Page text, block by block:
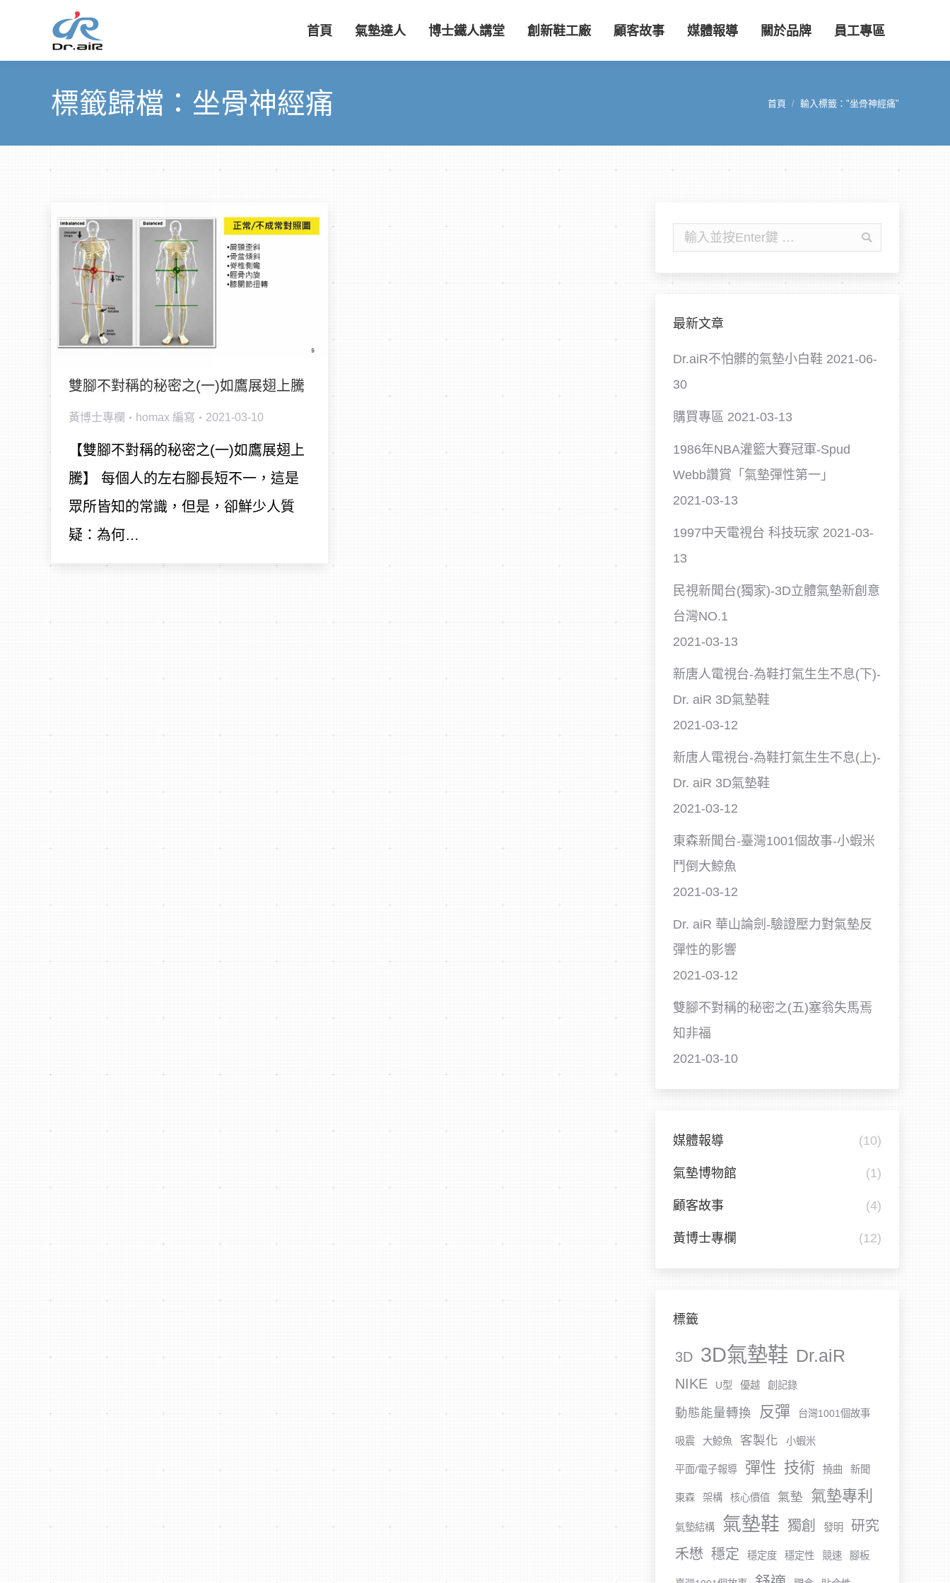
首頁 氣墊達人 博士鐵人講堂 創新鞋工廠 顧客故事 媒體報導 關於品牌 員工專區
標籤歸檔： 坐骨神經痛 您在這裡：
首頁 輸入標籤："坐骨神經痛"
雙腳不對稱的秘密之(一)如鷹展翅上騰
黃博士專欄 homax 編寫 2021-03-10
【雙腳不對稱的秘密之(一)如鷹展翅上
騰】 每個人的左右腳長短不一，這是
眾所皆知的常識，但是，卻鮮少人質
疑：為何…
最新文章
Dr.aiR不怕髒的氣墊小白鞋 2021-06-
30
購買專區 2021-03-13
1986年NBA灌籃大賽冠軍-Spud
Webb讚賞「氣墊彈性第一」
2021-03-13
1997中天電視台 科技玩家 2021-03-
13
民視新聞台(獨家)-3D立體氣墊新創意
台灣NO.1
2021-03-13
新唐人電視台-為鞋打氣生生不息(下)-
Dr. aiR 3D氣墊鞋
2021-03-12
新唐人電視台-為鞋打氣生生不息(上)-
Dr. aiR 3D氣墊鞋
2021-03-12
東森新聞台-臺灣1001個故事-小蝦米
鬥倒大鯨魚
2021-03-12
Dr. aiR 華山論劍-驗證壓力對氣墊反
彈性的影響
2021-03-12
雙腳不對稱的秘密之(五)塞翁失馬焉
知非福
2021-03-10
媒體報導 (10)
氣墊博物館 (1)
顧客故事 (4)
黃博士專欄 (12)
標籤
3D 3D氣墊鞋 Dr.aiR
NIKE U型 優越 創記錄
動態能量轉換 反彈 台灣1001個故事
吸震 大鯨魚 客製化 小蝦米
平面/電子報導 彈性 技術 撓曲 新聞
東森 架構 核心價值 氣墊 氣墊專利
氣墊結構 氣墊鞋 獨創 發明
研究
禾懋 穩定 穩定度 穩定性 競速 腳板